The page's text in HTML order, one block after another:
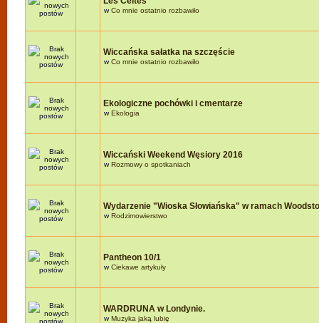
wCo mnie ostatnio rozbawiło
Wiccańska sałatka na szczęście
wCo mnie ostatnio rozbawiło
Ekologiczne pochówki i cmentarze
wEkologia
Wiccański Weekend Węsiory 2016
wRozmowy o spotkaniach
Wydarzenie "Wioska Słowiańska" w ramach
wRodzimowierstwo
Pantheon 10/1
wCiekawe artykuły
WARDRUNA w Londynie.
wMuzyka jaką lubię